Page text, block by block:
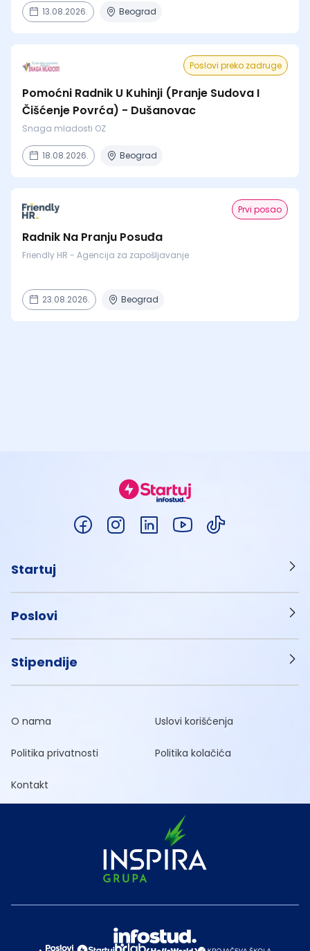
13.08.2026. Beograd
Poslovi preko zadruge
Pomoćni Radnik U Kuhinji (Pranje Sudova I
Čišćenje Povrća) - Dušanovac
Snaga mladosti OZ
18.08.2026. Beograd
Prvi posao
Radnik Na Pranju Posuđa
Friendly HR - Agencija za zapošljavanje
23.08.2026. Beograd
Startuj
Poslovi
Stipendije
O nama Uslovi korišćenja
Politika privatnosti Politika kolačića
Kontakt